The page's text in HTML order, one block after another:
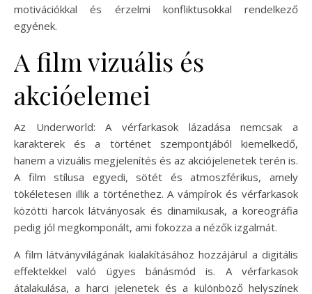
motivációkkal és érzelmi konfliktusokkal rendelkező
egyének.
A film vizuális és
akcióelemei
Az Underworld: A vérfarkasok lázadása nemcsak a
karakterek és a történet szempontjából kiemelkedő,
hanem a vizuális megjelenítés és az akciójelenetek terén is.
A film stílusa egyedi, sötét és atmoszférikus, amely
tökéletesen illik a történethez. A vámpírok és vérfarkasok
közötti harcok látványosak és dinamikusak, a koreográfia
pedig jól megkomponált, ami fokozza a nézők izgalmát.
A film látványvilágának kialakításához hozzájárul a digitális
effektekkel való ügyes bánásmód is. A vérfarkasok
átalakulása, a harci jelenetek és a különböző helyszínek